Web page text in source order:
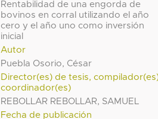
Rentabilidad de una engorda de
bovinos en corral utilizando el año
cero y el año uno como inversión
inicial
Autor
Puebla Osorio, César
Director(es) de tesis,
coordinador(es)
REBOLLAR REBOLLAR, SAMUEL
Fecha de publicación